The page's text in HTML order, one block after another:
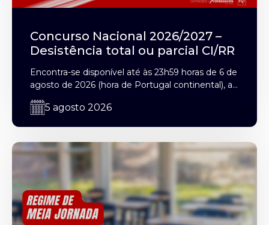
Concurso Nacional 2026/2027 –
Desistência total ou parcial CI/RR
Encontra-se disponível até às 23h59 horas de 6 de
agosto de 2026 (hora de Portugal continental), a...
5 agosto 2026